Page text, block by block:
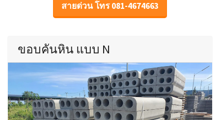
สายด่วน โทร 081-4674663
ขอบคันหิน แบบ N